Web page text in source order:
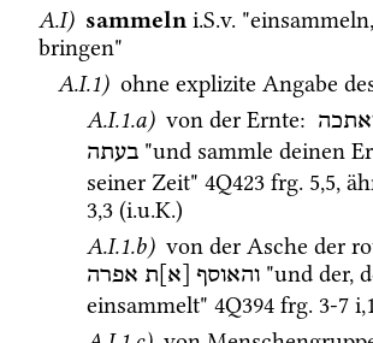
A.I) sammeln i.S.v.
bringen"
A.I.1) ohne explizite Angabe
A.I.1.a) von der Ernte:
בעתה "und sammle deinen
seiner Zeit" 4Q423 frg. 5,5,
3,3 (i.u.K.)
A.I.1.b) von der Asche der
והאוסף [א]ת אפרה
"und der,
einsammelt" 4Q394 frg. 3-7 i,